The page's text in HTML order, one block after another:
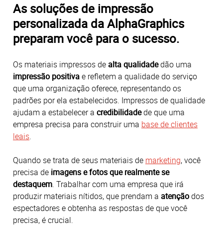
As soluções de impressão
personalizada da AlphaGraphics
preparam você para o sucesso.
Os materiais impressos dealta qualidadedão uma
impressão positivae refletem a qualidade do serviço
que uma organização oferece, representando os
padrões por ela estabelecidos. Impressos de qualidade
ajudam a estabelecer a credibilidadede que uma
empresa precisa para construir uma base de clientes
leais.
Quando se trata de seus materiais de marketing, você
precisa de imagens e fotos que realmente se
destaquem. Trabalhar com uma empresa que irá
produzir materiais nítidos, que prendam a atençãodos
espectadores e obtenha as respostas de que você
precisa, é crucial.